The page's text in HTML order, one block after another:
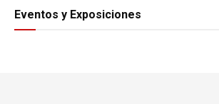
Eventos y Exposiciones